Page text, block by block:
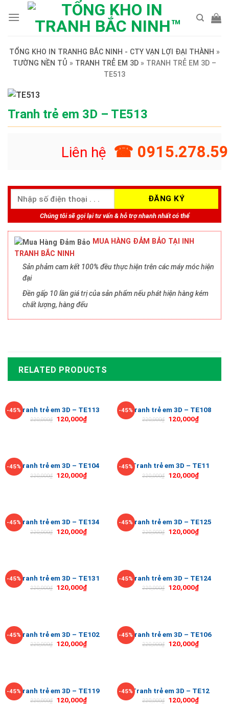
TỔNG KHO IN TRANHG BẮC NINH - CTY VẠN LỢI ĐẠI THÀNH »
TƯỜNG NỀN TỦ » TRANH TRẺ EM 3D » TRANH TRẺ EM 3D –
TE513
Tranh trẻ em 3D – TE513
Liên hệ ☎
Chúng tôi sẽ gọi lại tư vấn & hỗ trợ nhanh nhất có thể
MUA HÀNG ĐẢM BẢO TẠI INH
TRANH BẮC NINH
Sản phảm cam kết 100% đều thực hiện trên các máy móc hiện
đại
Đền gấp 10 lần giá trị của sản phẩm nếu phát hiện hàng kém
chất lượng, hàng đểu
RELATED PRODUCTS
-45%Tranh trẻ em 3D – TE113
220,000₫ 120,000₫
-45%Tranh trẻ em 3D – TE108
220,000₫ 120,000₫
-45%Tranh trẻ em 3D – TE104
220,000₫ 120,000₫
-45%Tranh trẻ em 3D – TE11
220,000₫ 120,000₫
-45%Tranh trẻ em 3D – TE134
220,000₫ 120,000₫
-45%Tranh trẻ em 3D – TE125
220,000₫ 120,000₫
-45%Tranh trẻ em 3D – TE131
220,000₫ 120,000₫
-45%Tranh trẻ em 3D – TE124
220,000₫ 120,000₫
-45%Tranh trẻ em 3D – TE102
220,000₫ 120,000₫
-45%Tranh trẻ em 3D – TE106
220,000₫ 120,000₫
-45%Tranh trẻ em 3D – TE119
220,000₫ 120,000₫
-45%Tranh trẻ em 3D – TE12
220,000₫ 120,000₫